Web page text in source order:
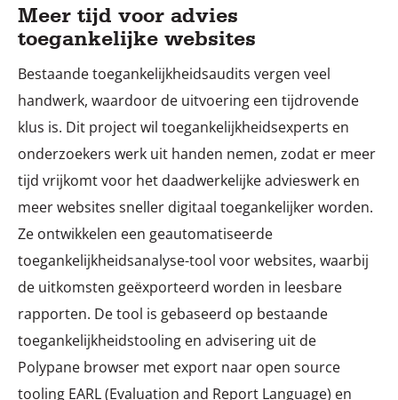
Meer tijd voor advies
toegankelijke websites
Bestaande toegankelijkheidsaudits vergen veel
handwerk, waardoor de uitvoering een tijdrovende
klus is. Dit project wil toegankelijkheidsexperts en
onderzoekers werk uit handen nemen, zodat er meer
tijd vrijkomt voor het daadwerkelijke advieswerk en
meer websites sneller digitaal toegankelijker worden.
Ze ontwikkelen een geautomatiseerde
toegankelijkheidsanalyse-tool voor websites, waarbij
de uitkomsten geëxporteerd worden in leesbare
rapporten. De tool is gebaseerd op bestaande
toegankelijkheidstooling en advisering uit de
Polypane browser met export naar open source
tooling EARL (Evaluation and Report Language) en